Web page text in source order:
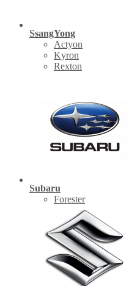
SsangYong
Actyon
Kyron
Rexton
Subaru
Forester